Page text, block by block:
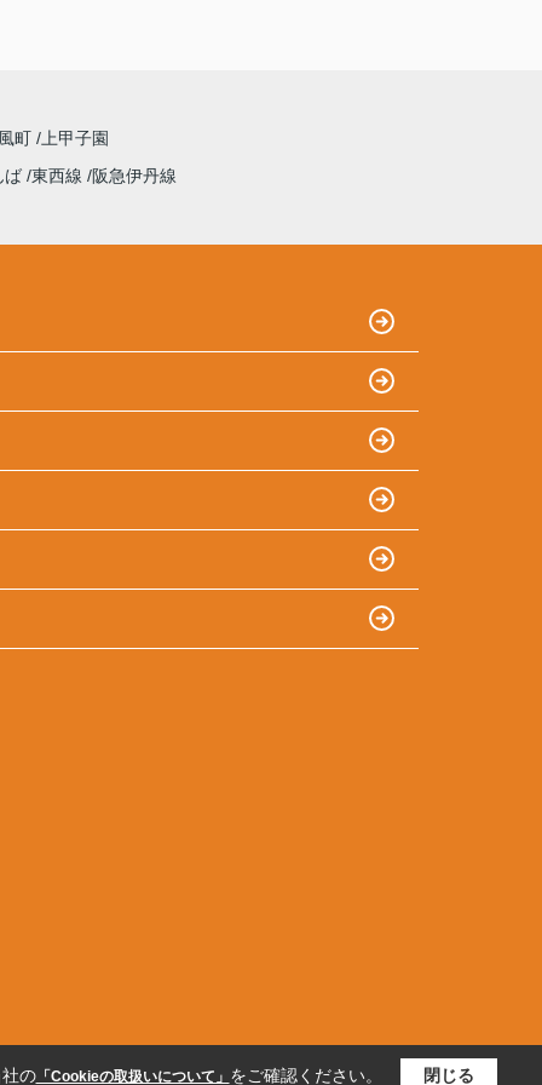
町
上甲子園
ば 東西線
阪急伊丹線
の「Cookieの取扱いについて」 をご確認ください。 閉じる